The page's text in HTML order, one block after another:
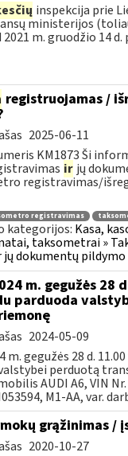
inspekcija prie
ministerijos
m. gruodžio 14
registruojamas /
2025-06-11
KM1873 Ši
ir jų
registravimas/
registravimas
kategorijos: Kasa,
taksometrai »
dokumentų
m. gegužės 28
parduoda
2024-05-09
m. gegužės 28 d.
perduotą
AUDI A6, VIN Nr.
M1-AA, var.
grąžinimas /
2020-10-27